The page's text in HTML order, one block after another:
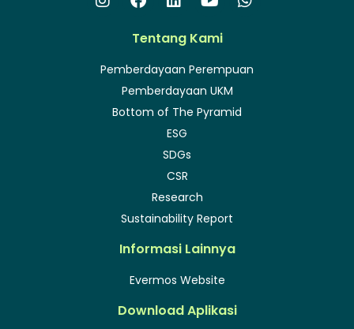
Tentang Kami
Pemberdayaan Perempuan
Pemberdayaan UKM
Bottom of The Pyramid
ESG
SDGs
CSR
Research
Sustainability Report
Informasi Lainnya
Evermos Website
Download Aplikasi